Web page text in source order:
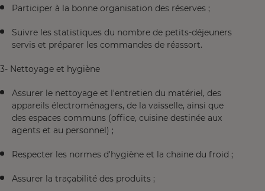
Participer à la bonne organisation des réserves ;
Suivre les statistiques du nombre de petits-déjeuners
servis et préparer les commandes de réassort.
3- Nettoyage et hygiène
Assurer le nettoyage et l'entretien du matériel, des
appareils électroménagers, de la vaisselle, ainsi que
des espaces communs (office, cuisine destinée aux
agents et au personnel) ;
Respecter les normes d'hygiène et la chaine du froid ;
Assurer la traçabilité des produits ;